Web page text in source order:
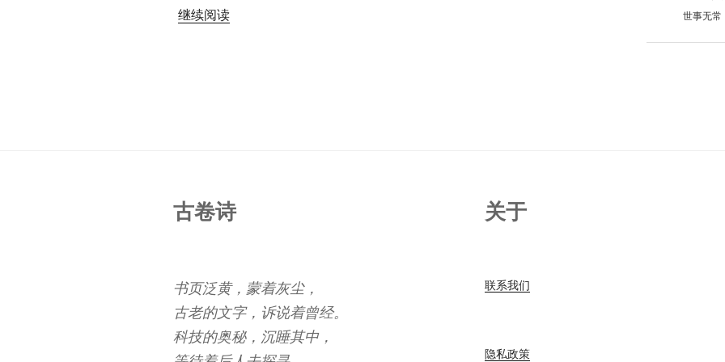
继续阅读“空
世事无常
古卷诗
书页泛黄，蒙着灰尘，
古老的文字，诉说着曾经。
科技的奥秘，沉睡其中，
关于
联系我们
隐私政策